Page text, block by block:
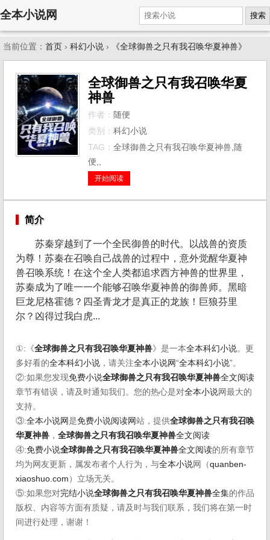
全本小说网 搜索
当前位置： 首页 › 科幻小说 › 《全球御兽之只有我召唤华夏神兽》
全球御兽之只有我召唤华夏
神兽
作者： 随便
类别： 科幻小说
TAG： 全球御兽之只有我召唤华夏神兽,随
便,,
开始阅读
简介
苏秦穿越到了一个全民御兽的时代。以战兽的资质
为尊！苏秦在召唤自己战兽的过程中，意外觉醒华夏神
兽召唤系统！在这个全人类都追求西方神兽的世界里，
苏秦成为了唯一一个能够召唤华夏神兽的御兽师。黑暗
巨龙尼格霍德？四圣青龙才是真正的龙族！巨狼芬里
尔？凶得过我白虎...
①:《全球御兽之只有我召唤华夏神兽》是一本全本科幻小说。更
多好看的全本科幻小说 ，请关注全本小说网“全本科幻小说”。
②:如果您发现免费小说全球御兽之只有我召唤华夏神兽全文阅读
章节有错误，请及时通知我们。您的热心是对全本小说网最大的
支持。
③:全本小说网是免费小说阅读网站，提供全球御兽之只有我召唤
华夏神兽 ， 全球御兽之只有我召唤华夏神兽全文阅读
④:免费小说全球御兽之只有我召唤华夏神兽全文阅读的所有章节
均为网友更新，属发布者个人行为，与全本小说网（quanben-
xiaoshuo.com ）立场无关。
⑤:如果您对完结小说全球御兽之只有我召唤华夏神兽全集的作品
版权、内容等方面有质疑，请及时与我们联系，我们将在第一时
间进行处理，谢谢！